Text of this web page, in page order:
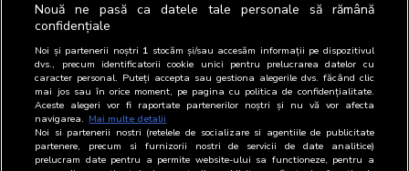
Nouă ne pasă ca datele tale personale să rămână
confidențiale
Noi și partenerii noștri 1 stocăm și/sau accesăm informații pe dispozitivul
dvs., precum identificatorii cookie unici pentru prelucrarea datelor cu
caracter personal. Puteți accepta sau gestiona alegerile dvs. făcând clic
mai jos sau în orice moment, pe pagina cu politica de confidențialitate.
Aceste alegeri vor fi raportate partenerilor noștri și nu vă vor afecta
navigarea. Mai multe detalii
Noi si partenerii nostri (retelele de socializare si agentiile de publicitate
partenere, precum si furnizorii nostri de servicii de date analitice)
prelucram date pentru a permite website-ului sa functioneze, pentru a